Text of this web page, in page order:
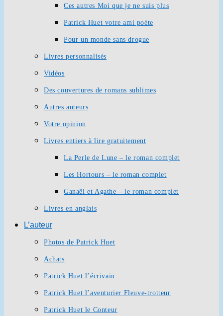
Ces autres Moi que je ne suis plus
Patrick Huet votre ami poète
Pour un monde sans drogue
Livres personnalisés
Vidéos
Des couvertures de romans sublimes
Autres auteurs
Votre opinion
Livres entiers à lire gratuitement
La Perle de Lune – le roman complet
Les Hortours – le roman complet
Ganaël et Agathe – le roman complet
Livres en anglais
L’auteur
Photos de Patrick Huet
Achats
Patrick Huet l’écrivain
Patrick Huet l’aventurier Fleuve-trotteur
Patrick Huet le Conteur